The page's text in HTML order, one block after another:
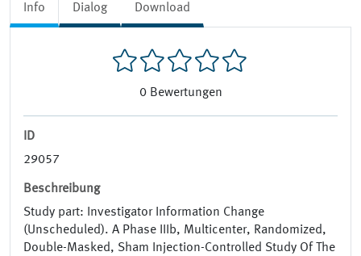
Info Dialog Download
0 Bewertungen
ID
29057
Beschreibung
Study part: Investigator Information Change
(Unscheduled). A Phase IIIb, Multicenter, Randomized,
Double-Masked, Sham Injection-Controlled Study Of The